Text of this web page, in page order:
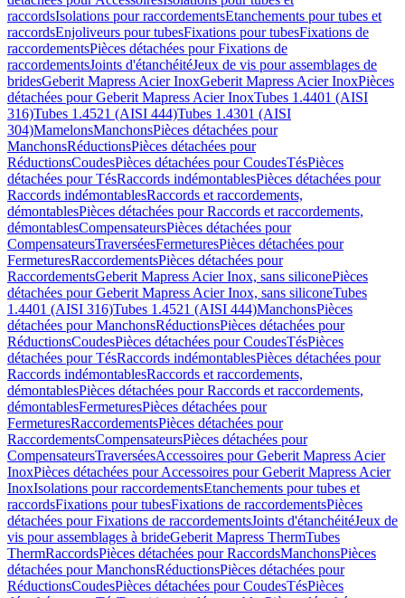
raccordsIsolations pour raccordementsEtanchements pour tubes et
raccordsEnjoliveurs pour tubesFixations pour tubesFixations de
raccordementsPièces détachées pour Fixations de
raccordementsJoints d'étanchéitéJeux de vis pour assemblages de
bridesGeberit Mapress Acier InoxGeberit Mapress Acier InoxPièces
détachées pour Geberit Mapress Acier InoxTubes 1.4401 (AISI
316)Tubes 1.4521 (AISI 444)Tubes 1.4301 (AISI
304)MamelonsManchonsPièces détachées pour
ManchonsRéductionsPièces détachées pour
RéductionsCoudesPièces détachées pour CoudesTésPièces
détachées pour TésRaccords indémontablesPièces détachées pour
Raccords indémontablesRaccords et raccordements,
démontablesPièces détachées pour Raccords et raccordements,
démontablesCompensateursPièces détachées pour
CompensateursTraverséesFermeturesPièces détachées pour
FermeturesRaccordementsPièces détachées pour
RaccordementsGeberit Mapress Acier Inox, sans siliconePièces
détachées pour Geberit Mapress Acier Inox, sans siliconeTubes
1.4401 (AISI 316)Tubes 1.4521 (AISI 444)ManchonsPièces
détachées pour ManchonsRéductionsPièces détachées pour
RéductionsCoudesPièces détachées pour CoudesTésPièces
détachées pour TésRaccords indémontablesPièces détachées pour
Raccords indémontablesRaccords et raccordements,
démontablesPièces détachées pour Raccords et raccordements,
démontablesFermeturesPièces détachées pour
FermeturesRaccordementsPièces détachées pour
RaccordementsCompensateursPièces détachées pour
CompensateursTraverséesAccessoires pour Geberit Mapress Acier
InoxPièces détachées pour Accessoires pour Geberit Mapress Acier
InoxIsolations pour raccordementsEtanchements pour tubes et
raccordsFixations pour tubesFixations de raccordementsPièces
détachées pour Fixations de raccordementsJoints d'étanchéitéJeux de
vis pour assemblages à brideGeberit Mapress ThermTubes
ThermRaccordsPièces détachées pour RaccordsManchonsPièces
détachées pour ManchonsRéductionsPièces détachées pour
RéductionsCoudesPièces détachées pour CoudesTésPièces